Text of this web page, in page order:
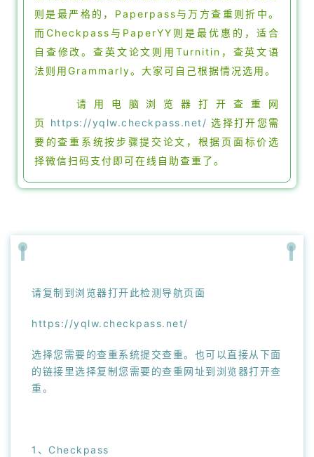
则是最严格的，Paperpass与万方查重则折中。
而Checkpass与PaperYY则是最优惠的，适合
自查修改。查英文论文则用Turnitin，查英文语
法则用Grammarly。大家可自己根据情况选用。
请用电脑浏览器打开查重网
页 https://yqlw.checkpass.net/ 选择打开您需
要的查重系统按步骤提交论文，根据页面标价选
择微信扫码支付即可在线自助查重了。
请复制到浏览器打开此检测导航页面
https://yqlw.checkpass.net/
选择您需要的查重系统提交查重。也可以直接从下面
的链接里选择复制您需要的查重网址到浏览器打开查
重。
1、Checkpass